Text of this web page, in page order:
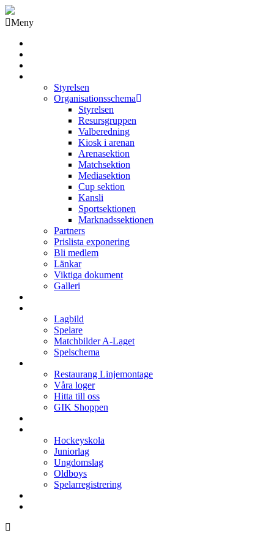
Meny
Styrelsen
Organisationsschema
Styrelsen
Resursgruppen
Valberedning
Kiosk i arenan
Arenasektion
Matchsektion
Mediasektion
Cup sektion
Kansli
Sportsektionen
Marknadssektionen
Partners
Prislista exponering
Bli medlem
Länkar
Viktiga dokument
Galleri
Lagbild
Spelare
Matchbilder A-Laget
Spelschema
Restaurang Linjemontage
Våra loger
Hitta till oss
GIK Shoppen
Hockeyskola
Juniorlag
Ungdomslag
Oldboys
Spelarregistrering